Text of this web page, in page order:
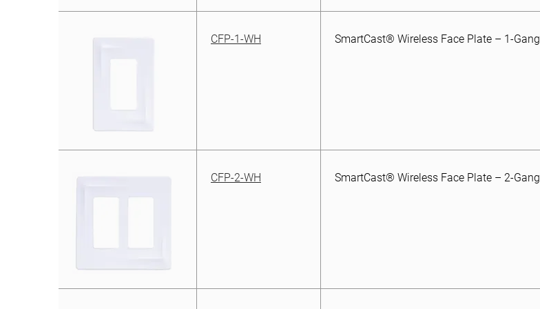
CFP-1-WH SmartCast® Wireless Face Plate – 1-Gang
CFP-2-WH SmartCast® Wireless Face Plate – 2-Gang